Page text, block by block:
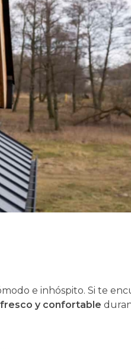
e inhóspito. Si te
y confortable